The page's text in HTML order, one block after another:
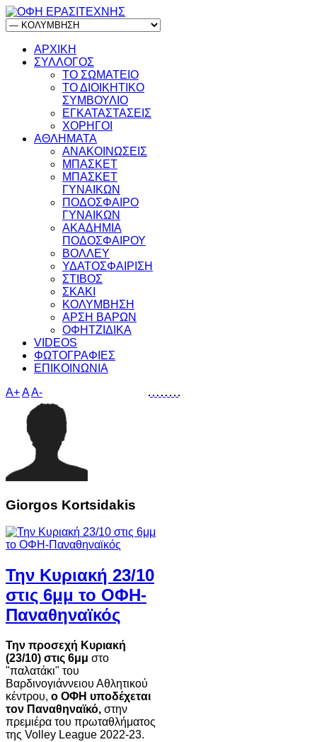
ΑΡΧΙΚΗ
ΣΥΛΛΟΓΟΣ
ΤΟ ΣΩΜΑΤΕΙΟ
ΤΟ ΔΙΟΙΚΗΤΙΚΟ
ΣΥΜΒΟΥΛΙΟ
ΕΓΚΑΤΑΣΤΑΣΕΙΣ
ΧΟΡΗΓΟΙ
ΑΘΛΗΜΑΤΑ
ΑΝΑΚΟΙΝΩΣΕΙΣ
ΜΠΑΣΚΕΤ
ΜΠΑΣΚΕΤ
ΓΥΝΑΙΚΩΝ
ΠΟΔΟΣΦΑΙΡΟ
ΓΥΝΑΙΚΩΝ
ΑΚΑΔΗΜΙΑ
ΠΟΔΟΣΦΑΙΡΟΥ
ΒΟΛΛΕΥ
ΥΔΑΤΟΣΦΑΙΡΙΣΗ
ΣΤΙΒΟΣ
ΣΚΑΚΙ
ΚΟΛΥΜΒΗΣΗ
ΑΡΣΗ ΒΑΡΩΝ
ΟΦΗΤΖΙΔΙΚΑ
VIDEOS
ΦΩΤΟΓΡΑΦΙΕΣ
ΕΠΙΚΟΙΝΩΝΙΑ
A+AA-
Giorgos Kortsidakis
Την Κυριακή 23/10
στις 6μμ το ΟΦΗ-
Παναθηναϊκός
Την προσεχή Κυριακή
(23/10) στις 6μμ στο
"παλατάκι" του
Βαρδινογιάννειου Αθλητικού
κέντρου, ο ΟΦΗ υποδέχεται
τον Παναθηναϊκό, στην
πρεμιέρα του πρωταθλήματος
της Volley League 2022-23.